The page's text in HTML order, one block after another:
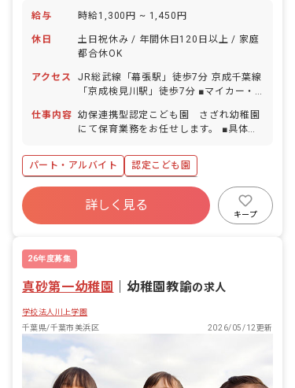
給与 時給1,300円 ~ 1,450円
休日
土日祝休み / 年間休日120日以上 / 家庭
都合休OK
アクセス
JR総武線「幕張駅」徒歩7分 京成千葉線
「京成検見川駅」徒歩7分 ■マイカー・
仕事内容 幼保連携型認定こども園 さざれ幼稚園
にて保育業務をお任せします。 ■具体的
掃
パート・アルバイト
認定こども園
年間休日120日以上
社会保険完備
有給
福利厚生充実
詳しく見る
キープ
26年度募集
真砂第一幼稚園 ｜幼稚園教諭の求人
学校法人川上学園
千葉県/千葉市美浜区
2026/05/12更新